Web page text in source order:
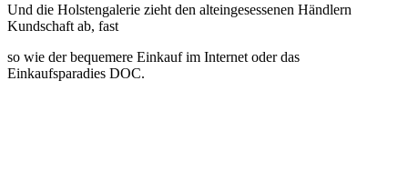
Und die Holstengalerie zieht den alteingesessenen Händlern
Kundschaft ab, fast
so wie der bequemere Einkauf im Internet oder das
Einkaufsparadies DOC.